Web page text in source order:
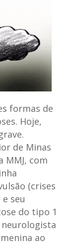
formas de
Hoje,
de Minas
MMJ, com
(crises
seu
do tipo 1
ao